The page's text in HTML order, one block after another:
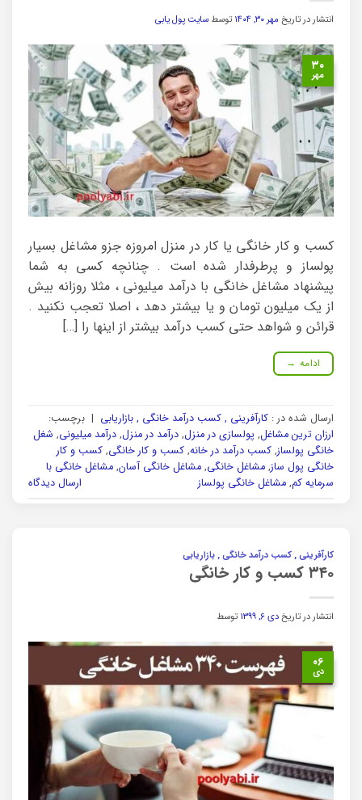
انتشار در تاریخ مهر ۳۰, ۱۴۰۴ توسط سایت پول یابی
۳۰
مهر
کسب و کار خانگی یا کار در منزل امروزه جزو مشاغل بسیار
پولساز و پرطرفدار شده است . چنانچه کسی به شما
پیشنهاد مشاغل خانگی با درآمد میلیونی ، مثلا روزانه بیش
از یک میلیون تومان و یا بیشتر دهد ، اصلا تعجب نکنید .
قرائن و شواهد حتی کسب درآمد بیشتر از اینها را […]
ادامه →
ارسال شده در : کارآفرینی , کسب درآمد خانگی , بازاریابی | برچسب:
ارزان ترین مشاغل, پولسازی در منزل, درآمد در منزل, درآمد میلیونی, شغل
خانگی پولساز, کسب درآمد در خانه, کسب و کار خانگی, کسب و کار
خانگی پول ساز, مشاغل خانگی, مشاغل خانگی آسان, مشاغل خانگی با
سرمایه کم, مشاغل خانگی پولساز ارسال دیدگاه
کارآفرینی , کسب درآمد خانگی , بازاریابی
۳۴۰ کسب و کار خانگی
انتشار در تاریخدی ۶, ۱۳۹۹ توسط
۰۶
دی